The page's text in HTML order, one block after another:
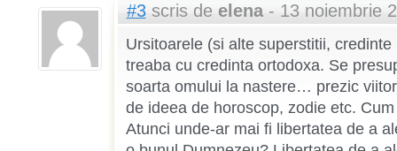
#3scris de elena- 13 noiembrie
Ursitoarele (si alte superstitii,
treaba cu credinta ortodoxa. Se
soarta omului la nastere… prezic
de ideea de horoscop, zodie etc.
Atunci unde-ar mai fi libertatea de a